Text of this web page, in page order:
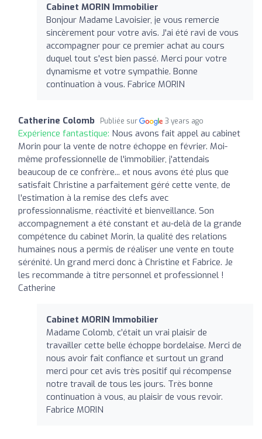
Cabinet MORIN Immobilier
Bonjour Madame Lavoisier, je vous remercie
sincèrement pour votre avis. J'ai été ravi de vous
accompagner pour ce premier achat au cours
duquel tout s'est bien passé. Merci pour votre
dynamisme et votre sympathie. Bonne
continuation à vous. Fabrice MORIN
Catherine Colomb Publiée sur 3 years ago
Expérience fantastique: Nous avons fait appel au cabinet
Morin pour la vente de notre échoppe en février. Moi-
même professionnelle de l'immobilier, j'attendais
beaucoup de ce confrère... et nous avons été plus que
satisfait Christine a parfaitement géré cette vente, de
l'estimation à la remise des clefs avec
professionnalisme, réactivité et bienveillance. Son
accompagnement a été constant et au-delà de la grande
compétence du cabinet Morin, la qualité des relations
humaines nous a permis de réaliser une vente en toute
sérénité. Un grand merci donc à Christine et Fabrice. Je
les recommande à titre personnel et professionnel !
Catherine
Cabinet MORIN Immobilier
Madame Colomb, c’était un vrai plaisir de
travailler cette belle échoppe bordelaise. Merci de
nous avoir fait confiance et surtout un grand
merci pour cet avis très positif qui récompense
notre travail de tous les jours. Très bonne
continuation à vous, au plaisir de vous revoir.
Fabrice MORIN